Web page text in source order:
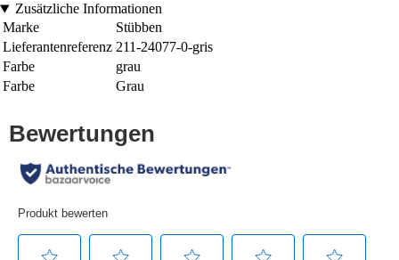
Zusätzliche Informationen
Marke
Stübben
Lieferantenreferenz 211-24077-0-gris
Farbe
grau
Farbe
Grau